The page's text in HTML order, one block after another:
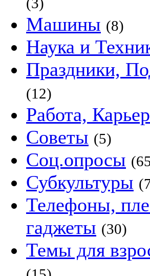
Машины (8)
Наука и
Праздники,
(12)
Работа,
Советы (5)
Соц.опросы
Субкультуры
Телефоны,
гаджеты (30)
Темы для